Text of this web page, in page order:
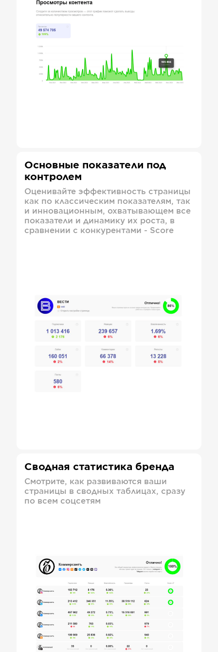
Основные показатели под
контролем
Оценивайте эффективность страницы
как по классическим показателям, так
и инновационным, охватывающем все
показатели и динамику их роста, в
сравнении с конкурентами - Score
Сводная статистика бренда
Смотрите, как развиваются ваши
страницы в сводных таблицах, сразу
по всем соцсетям